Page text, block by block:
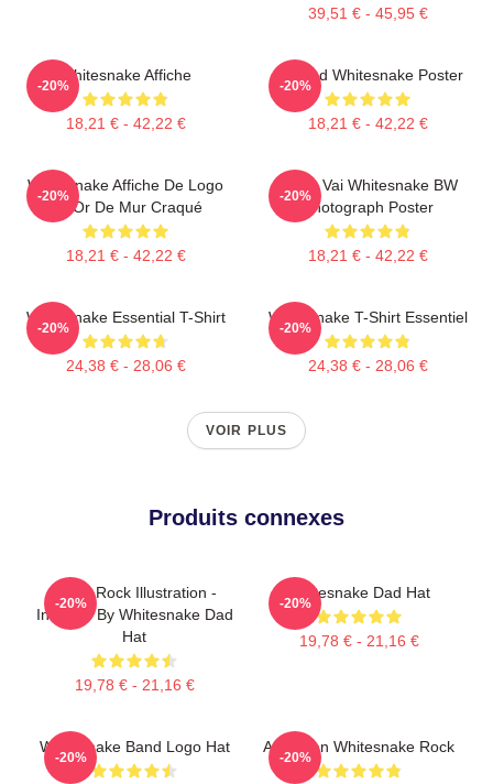
39,51 € - 45,95 €
Whitesnake Affiche
18,21 € - 42,22 €
-20%
Girl And Whitesnake Poster
18,21 € - 42,22 €
-20%
Whitesnake Affiche De Logo
En Or De Mur Craqué
18,21 € - 42,22 €
-20%
Steve Vai Whitesnake BW
Photograph Poster
18,21 € - 42,22 €
-20%
Whitesnake Essential T-Shirt
24,38 € - 28,06 €
-20%
Whitesnake T-Shirt Essentiel
24,38 € - 28,06 €
-20%
VOIR PLUS
Produits connexes
Retro Rock Illustration -
Inspired By Whitesnake Dad
Hat
19,78 € - 21,16 €
-20%
Whitesnake Dad Hat
19,78 € - 21,16 €
-20%
Whitesnake Band Logo Hat
-20%
American Whitesnake Rock
-20%